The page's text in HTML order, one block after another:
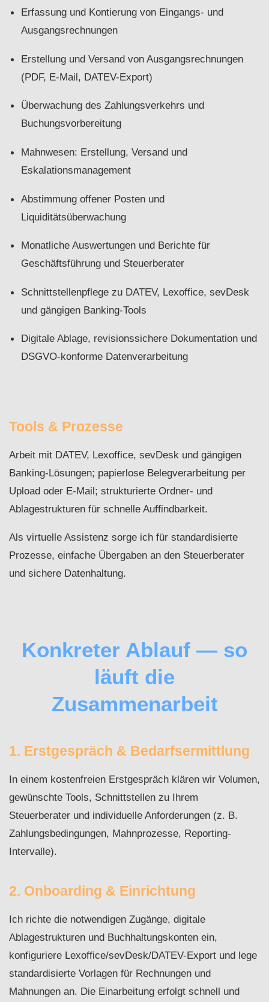
Erfassung und Kontierung von Eingangs- und
Ausgangsrechnungen
Erstellung und Versand von Ausgangsrechnungen
(PDF, E-Mail, DATEV-Export)
Überwachung des Zahlungsverkehrs und
Buchungsvorbereitung
Mahnwesen: Erstellung, Versand und
Eskalationsmanagement
Abstimmung offener Posten und
Liquiditätsüberwachung
Monatliche Auswertungen und Berichte für
Geschäftsführung und Steuerberater
Schnittstellenpflege zu DATEV, Lexoffice, sevDesk
und gängigen Banking-Tools
Digitale Ablage, revisionssichere Dokumentation und
DSGVO-konforme Datenverarbeitung
Tools & Prozesse
Arbeit mit DATEV, Lexoffice, sevDesk und gängigen
Banking-Lösungen; papierlose Belegverarbeitung per
Upload oder E-Mail; strukturierte Ordner- und
Ablagestrukturen für schnelle Auffindbarkeit.
Als virtuelle Assistenz sorge ich für standardisierte
Prozesse, einfache Übergaben an den Steuerberater
und sichere Datenhaltung.
Konkreter Ablauf — so
läuft die
Zusammenarbeit
1. Erstgespräch & Bedarfsermittlung
In einem kostenfreien Erstgespräch klären wir Volumen,
gewünschte Tools, Schnittstellen zu Ihrem
Steuerberater und individuelle Anforderungen (z. B.
Zahlungsbedingungen, Mahnprozesse, Reporting-
Intervalle).
2. Onboarding & Einrichtung
Ich richte die notwendigen Zugänge, digitale
Ablagestrukturen und Buchhaltungskonten ein,
konfiguriere Lexoffice/sevDesk/DATEV-Export und lege
standardisierte Vorlagen für Rechnungen und
Mahnungen an. Die Einarbeitung erfolgt schnell und